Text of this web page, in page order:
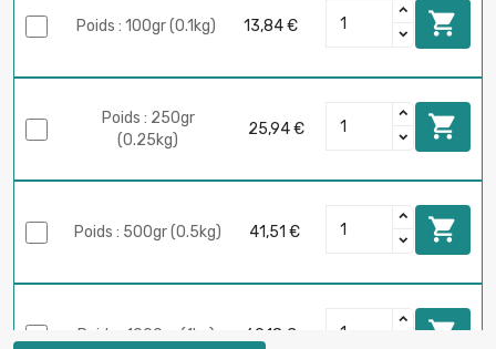
Poids : 100gr (0.1kg) 13,84 € 
Poids : 250gr
(0.25kg)
25,94 € 
Poids : 500gr (0.5kg) 41,51 € 
Poids : 1000gr (1kg) 69,18 € 